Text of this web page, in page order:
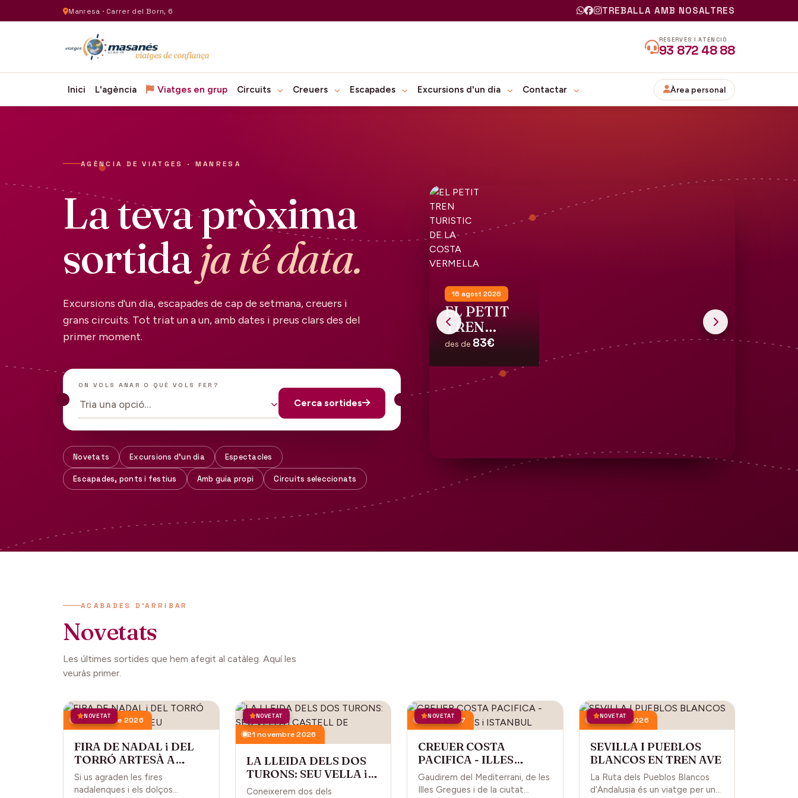
Manresa · Carrer del Born, 6 TREBALLA AMB NOSALTRES
RESERVES I ATENCIÓ
93 872 48 88
Inici L'agència Viatges en grup Circuits Creuers Escapades Excursions d'un dia Contactar Àrea personal
AGÈNCIA DE VIATGES · MANRESA
La teva pròxima
sortidaja té data.
Excursions d'un dia, escapades de cap de setmana, creuers i
grans circuits. Tot triat un a un, amb dates i preus clars des del
primer moment.
ON VOLS ANAR O QUÈ VOLS FER?
Tria una opció… Cerca sortides
Novetats Excursions d'un dia Espectacles
Escapades, ponts i festius Amb guia propi Circuits seleccionats
16 agost 2026
EL PETIT
TREN
TURISTIC
COSTA
VERMELLA
des de 83€
ACABADES D'ARRIBAR
Novetats
Les últimes sortides que hem afegit al catàleg. Aquí les
veuràs primer.
NOVETAT
13 desembre 2026
FIRA DE NADAL i DEL
TORRÓ ARTESÀ A
CARDEDEU
Si us agraden les fires
nadalenques i els dolços
NOVETAT
21 novembre 2026
LA LLEIDA DELS DOS
TURONS: SEU VELLA i
CASTELL DE GARDENY
Coneixerem dos dels
NOVETAT
18 juny 2027
CREUER COSTA
PACIFICA - ILLES
GREGUES i ISTANBUL
Gaudirem del Mediterrani, de les
Illes Gregues i de la ciutat
NOVETAT
3 octubre 2026
SEVILLA I PUEBLOS
BLANCOS EN TREN AVE
La Ruta dels Pueblos Blancos
d’Andalusia és un viatge per una